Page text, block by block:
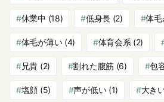
休業中 (18) 低身長(2) 体毛
体毛が薄い(4) 体育会系 (2)
兄貴 (2) 割れた腹筋(6) 包
塩顔 (5) 声が低い(1) 大き